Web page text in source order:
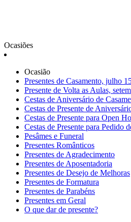
Ocasiões
Ocasião
Presentes de Casamento, julho
Presente de Volta as Aulas,
Cestas de Aniversário de
Cestas de Presente de
Cestas de Presente para Open
Cestas de Presente para Pedido
Pesâmes e Funeral
Presentes Românticos
Presentes de Agradecimento
Presentes de Aposentadoria
Presentes de Desejo de Melhoras
Presentes de Formatura
Presentes de Parabéns
Presentes em Geral
O que dar de presente?